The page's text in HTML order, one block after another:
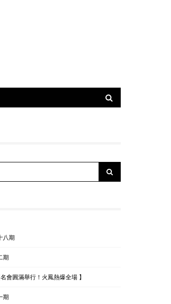
八期
期
名會圓滿舉行！火鳳熱爆全場 】
期